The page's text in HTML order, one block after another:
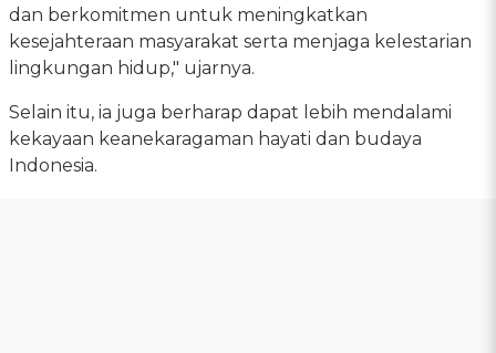
dan berkomitmen untuk meningkatkan
kesejahteraan masyarakat serta menjaga kelestarian
lingkungan hidup," ujarnya.
Selain itu, ia juga berharap dapat lebih mendalami
kekayaan keanekaragaman hayati dan budaya
Indonesia.